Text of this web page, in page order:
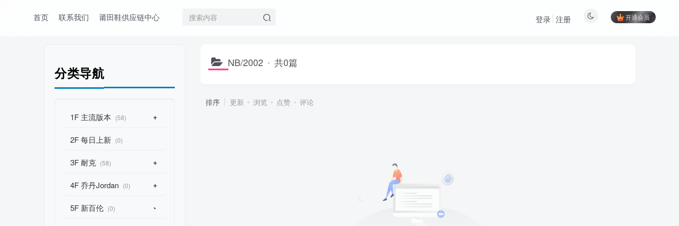
首页 联系我们 莆田鞋供应链中心 开通会员
登录 注册
分类导航
1F 主流版本 (58) +
2F 每日上新 (0)
3F 耐克 (58) +
4F 乔丹Jordan (0) +
5F 新百伦 (0) -
NB/2002 共0篇
排序 更新 浏览 点赞 评论